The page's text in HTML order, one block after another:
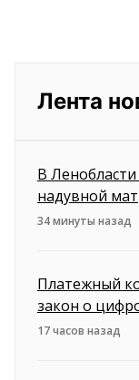
Лента
В
надувной
34 минуты назад
Платежный
закон о
17 часов назад